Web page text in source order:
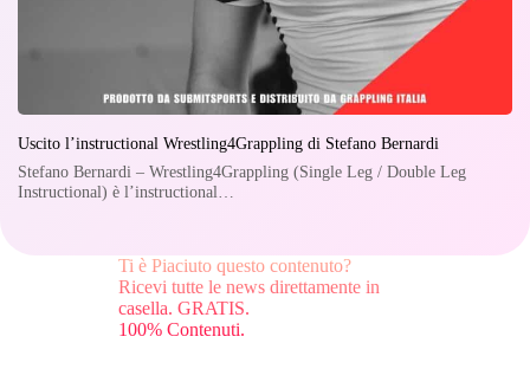
Uscito l’instructional Wrestling4Grappling di Stefano Bernardi
Stefano Bernardi – Wrestling4Grappling (Single Leg / Double Leg
Instructional) è l’instructional…
Ti è Piaciuto questo contenuto?
Ricevi tutte le news direttamente in
casella. GRATIS.
100% Contenuti.